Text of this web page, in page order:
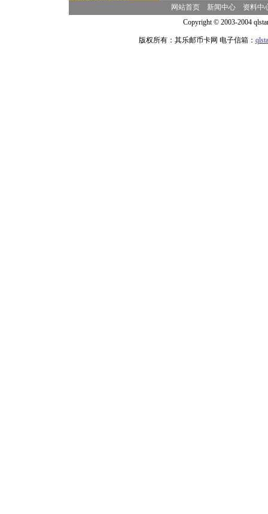
网站首页 新闻中心
资料中
Copyright © 2003-2004
版权所有：其乐邮币卡网 电子信箱：